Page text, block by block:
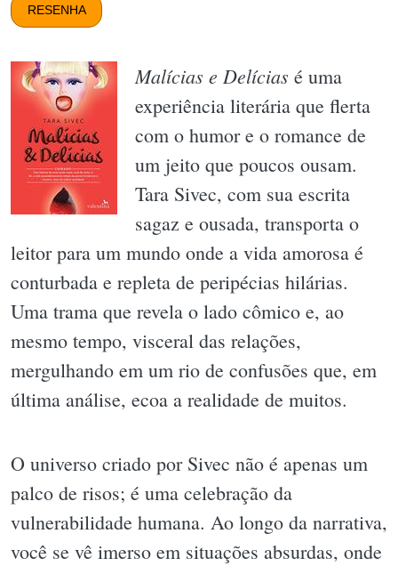
RESENHA
Malícias e Delícias é uma
experiência literária que flerta
com o humor e o romance de
um jeito que poucos ousam.
Tara Sivec, com sua escrita
sagaz e ousada, transporta o
leitor para um mundo onde a vida amorosa é
conturbada e repleta de peripécias hilárias.
Uma trama que revela o lado cômico e, ao
mesmo tempo, visceral das relações,
mergulhando em um rio de confusões que, em
última análise, ecoa a realidade de muitos.
O universo criado por Sivec não é apenas um
palco de risos; é uma celebração da
vulnerabilidade humana. Ao longo da narrativa,
você se vê imerso em situações absurdas, onde